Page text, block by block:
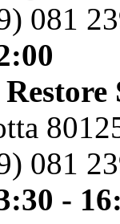
081
081
-